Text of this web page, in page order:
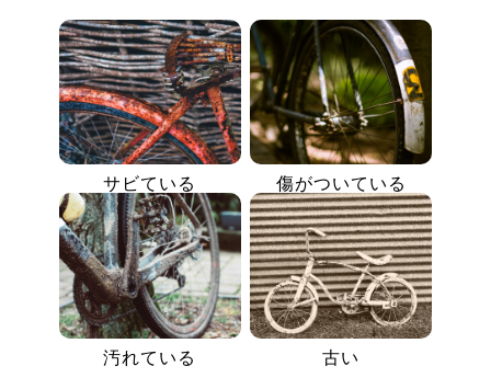
サビている 傷がついている
汚れている 古い